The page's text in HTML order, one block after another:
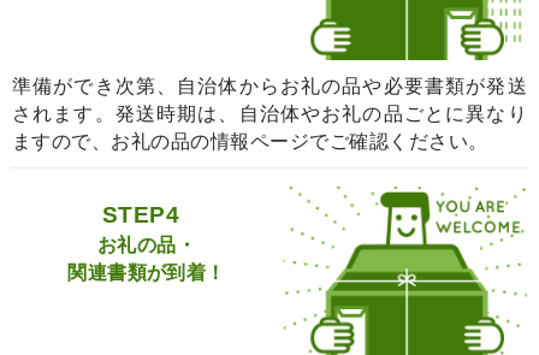
準備ができ次第、自治体からお礼の品や必要書類が発送
されます。発送時期は、自治体やお礼の品ごとに異なり
ますので、お礼の品の情報ページでご確認ください。
STEP4
お礼の品・
関連書類が到着！